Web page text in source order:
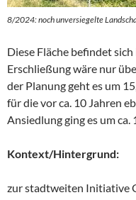
8/2024: noch unversiegelte
Diese Fläche befindet
Erschließung wäre nur
der Planung geht es um
für die vor ca. 10 Jahren
Ansiedlung ging es um ca.
Kontext/Hintergrund:
zur stadtweiten Initiative